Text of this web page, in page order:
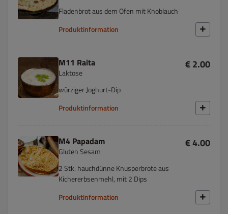
Fladenbrot aus dem Ofen mit Knoblauch
Produktinformation
M11 Raita
Laktose
€ 2.00
würziger Joghurt-Dip
Produktinformation
M4 Papadam
Gluten Sesam
€ 4.00
2 Stk. hauchdünne Knusperbrote aus
Kichererbsenmehl, mit 2 Dips
Produktinformation